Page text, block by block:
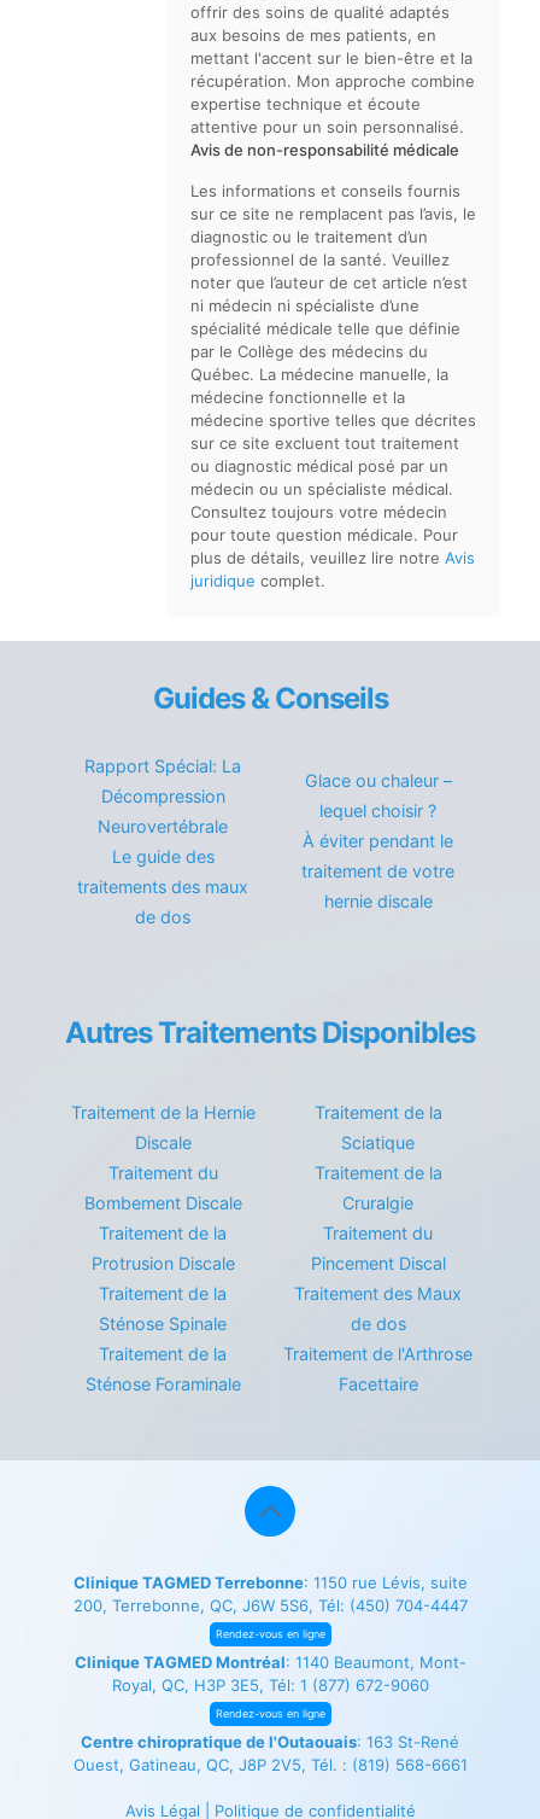
offrir des soins de qualité adaptés
aux besoins de mes patients, en
mettant l'accent sur le bien-être et la
récupération. Mon approche combine
expertise technique et écoute
attentive pour un soin personnalisé.
Avis de non-responsabilité médicale
Les informations et conseils fournis
sur ce site ne remplacent pas l’avis, le
diagnostic ou le traitement d’un
professionnel de la santé. Veuillez
noter que l’auteur de cet article n’est
ni médecin ni spécialiste d’une
spécialité médicale telle que définie
par le Collège des médecins du
Québec. La médecine manuelle, la
médecine fonctionnelle et la
médecine sportive telles que décrites
sur ce site excluent tout traitement
ou diagnostic médical posé par un
médecin ou un spécialiste médical.
Consultez toujours votre médecin
pour toute question médicale. Pour
plus de détails, veuillez lire notre Avis
juridique complet.
Guides & Conseils
Rapport Spécial: La
Décompression
Neurovertébrale
Le guide des
traitements des maux
de dos
Glace ou chaleur –
lequel choisir ?
À éviter pendant le
traitement de votre
hernie discale
Autres Traitements Disponibles
Traitement de la Hernie
Discale
Traitement du
Bombement Discale
Traitement de la
Protrusion Discale
Traitement de la
Sténose Spinale
Traitement de la
Sténose Foraminale
Traitement de la
Sciatique
Traitement de la
Cruralgie
Traitement du
Pincement Discal
Traitement des Maux
de dos
Traitement de l'Arthrose
Facettaire
Clinique TAGMED Terrebonne: 1150 rue Lévis, suite
200, Terrebonne, QC, J6W 5S6, Tél: (450) 704-4447
Rendez-vous en ligne
Clinique TAGMED Montréal: 1140 Beaumont, Mont-
Royal, QC, H3P 3E5, Tél: 1 (877) 672-9060
Rendez-vous en ligne
Centre chiropratique de l'Outaouais: 163 St-René
Ouest, Gatineau, QC, J8P 2V5, Tél. : (819) 568-6661
Avis Légal Politique de confidentialité